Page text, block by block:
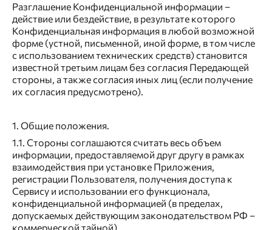
Разглашение Конфиденциальной информации –
действие или бездействие, в результате которого
Конфиденциальная информация в любой возможной
форме (устной, письменной, иной форме, в том числе
с использованием технических средств) становится
известной третьим лицам без согласия Передающей
стороны, а также согласия иных лиц (если получение
их согласия предусмотрено).
1. Общие положения.
1.1. Стороны соглашаются считать весь объем
информации, предоставляемой друг другу в рамках
взаимодействия при установке Приложения,
регистрации Пользователя, получения доступа к
Сервису и использовании его функционала,
конфиденциальной информацией (в пределах,
допускаемых действующим законодательством РФ –
коммерческой тайной).